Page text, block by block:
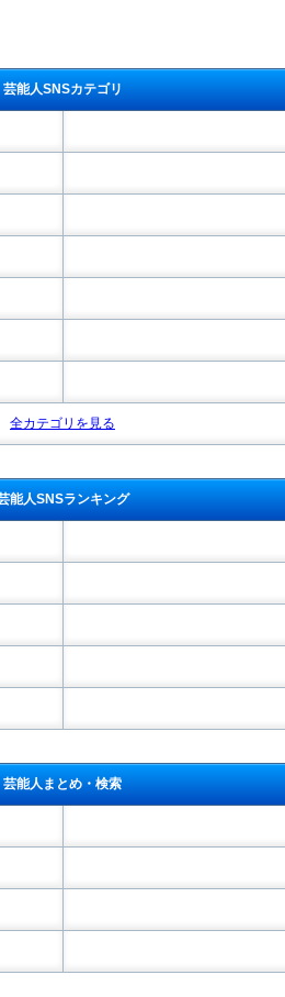
芸能人SNSカテゴリ
全カテゴリを見る
能人SNSランキング
芸能人まとめ・検索